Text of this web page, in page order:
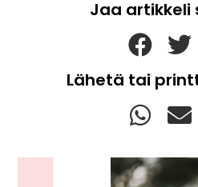
Jaa artikkeli
Lähetä tai